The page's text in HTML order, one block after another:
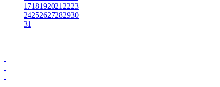
1718192021 2223
24252627282930
31